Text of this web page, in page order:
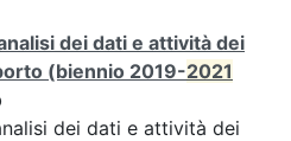
dei dati e attività dei
(biennio 2019-2021
dei dati e attività dei